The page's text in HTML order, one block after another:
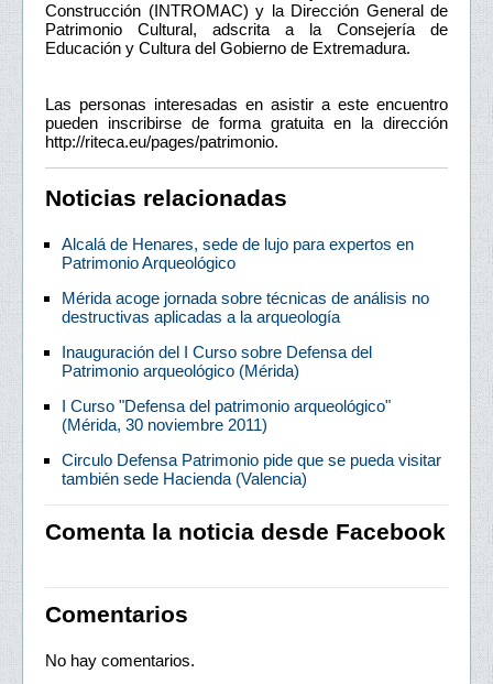
Construcción (INTROMAC) y la Dirección General de
Patrimonio Cultural, adscrita a la Consejería de
Educación y Cultura del Gobierno de Extremadura.
Las personas interesadas en asistir a este encuentro
pueden inscribirse de forma gratuita en la dirección
http://riteca.eu/pages/patrimonio.
Noticias relacionadas
Alcalá de Henares, sede de lujo para expertos en
Patrimonio Arqueológico
Mérida acoge jornada sobre técnicas de análisis no
destructivas aplicadas a la arqueología
Inauguración del I Curso sobre Defensa del
Patrimonio arqueológico (Mérida)
I Curso "Defensa del patrimonio arqueológico"
(Mérida, 30 noviembre 2011)
Circulo Defensa Patrimonio pide que se pueda visitar
también sede Hacienda (Valencia)
Comenta la noticia desde Facebook
Comentarios
No hay comentarios.